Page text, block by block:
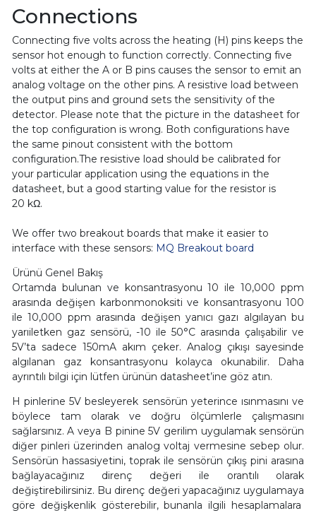
Connections
Connecting five volts across the heating (H) pins keeps the
sensor hot enough to function correctly. Connecting five
volts at either the A or B pins causes the sensor to emit an
analog voltage on the other pins. A resistive load between
the output pins and ground sets the sensitivity of the
detector. Please note that the picture in the datasheet for
the top configuration is wrong. Both configurations have
the same pinout consistent with the bottom
configuration.The resistive load should be calibrated for
your particular application using the equations in the
datasheet, but a good starting value for the resistor is
20 kΩ.
We offer two breakout boards that make it easier to
interface with these sensors: MQ Breakout board
Ürünü Genel Bakış
Ortamda bulunan ve konsantrasyonu 10 ile 10,000 ppm
arasında değişen karbonmonoksiti ve konsantrasyonu 100
ile 10,000 ppm arasında değişen yanıcı gazı algılayan bu
yarıiletken gaz sensörü, -10 ile 50°C arasında çalışabilir ve
5V’ta sadece 150mA akım çeker. Analog çıkışı sayesinde
algılanan gaz konsantrasyonu kolayca okunabilir. Daha
ayrıntılı bilgi için lütfen ürünün datasheet’ine göz atın.
H pinlerine 5V besleyerek sensörün yeterince ısınmasını ve
böylece tam olarak ve doğru ölçümlerle çalışmasını
sağlarsınız. A veya B pinine 5V gerilim uygulamak sensörün
diğer pinleri üzerinden analog voltaj vermesine sebep olur.
Sensörün hassasiyetini, toprak ile sensörün çıkış pini arasına
bağlayacağınız direnç değeri ile orantılı olarak
değiştirebilirsiniz. Bu direnç değeri yapacağınız uygulamaya
göre değişkenlik gösterebilir, bunanla ilgili hesaplamalara